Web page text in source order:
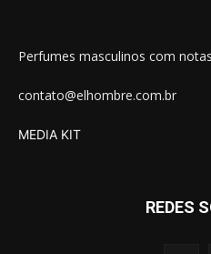
Perfumes masculinos com
contato@elhombre.com.br
MEDIA KIT
REDES